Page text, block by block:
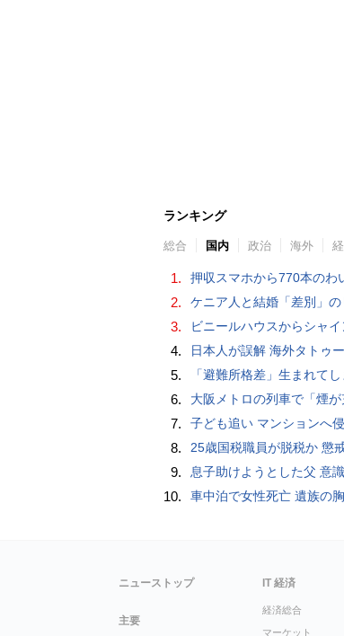
ランキング
総合 国内 政治 海外
1. 押収スマホから770本のわいせつ動画 15歳少女に酒と薬飲ませ性的暴行か 54歳男を
2. ケニア人と結婚「差別」
3. ビニールハウスからシャインマスカット約200房を盗んだ疑い ネットで
4. 日本人が誤解 海外タトゥ
5. 「避難所格差」生まれて
6. 大阪メトロの列車で「煙が
7. 子ども追い マンションへ
8. 25歳国税職員が脱税か 懲
9. 息子助けようとした父 意
10. 車中泊で女性死亡 遺族の
ニューストップ
主要
IT 経済
経済総合
マーケット